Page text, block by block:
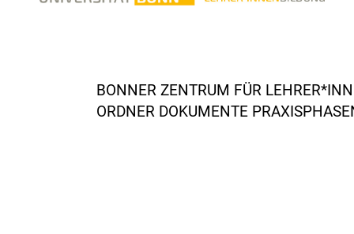
Y
o
BONNER ZENTRUM FÜR
ORDNER DOKUMENTE